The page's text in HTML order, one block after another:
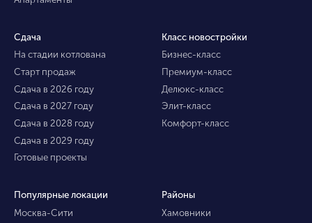
Сдача
На стадии котлована
Старт продаж
Сдача в 2026 году
Сдача в 2027 году
Сдача в 2028 году
Сдача в 2029 году
Готовые проекты
Класс новостройки
Бизнес-класс
Премиум-класс
Делюкс-класс
Элит-класс
Комфорт-класс
Популярные локации
Москва-Сити
Районы
Хамовники